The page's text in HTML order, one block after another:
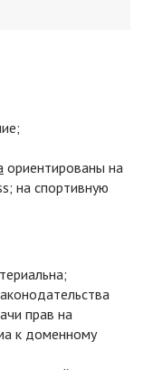
ориентированы на
на спортивную
прав на
к доменному